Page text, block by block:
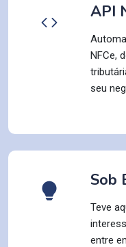
API
NFCe,
seu
Sob
Teve
entre